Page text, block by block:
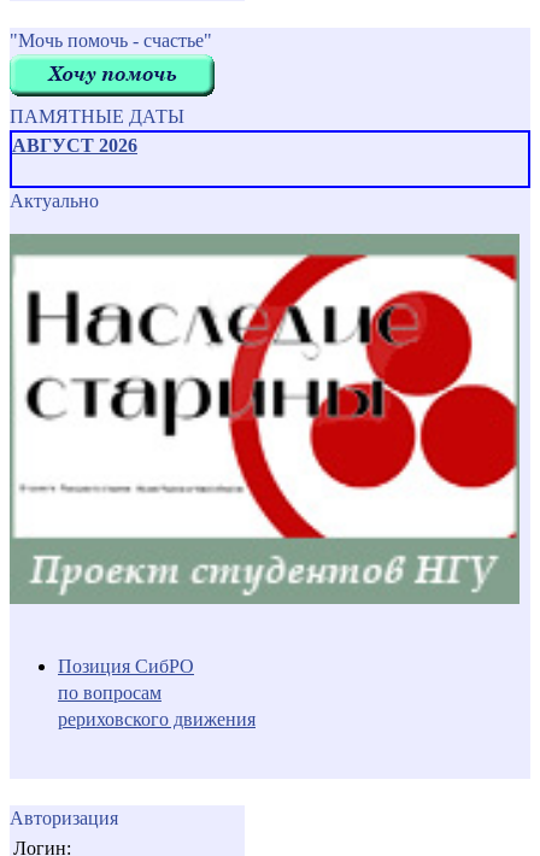
"Мочь помочь - счастье"
ПАМЯТНЫЕ ДАТЫ
АВГУСТ 2026
Актуально
Позиция СибРО
по вопросам
рериховского движения
Авторизация
Логин: